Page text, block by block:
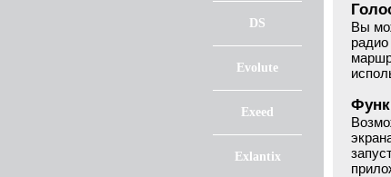
DS
Evolute
Exeed
Exlantix
Вы